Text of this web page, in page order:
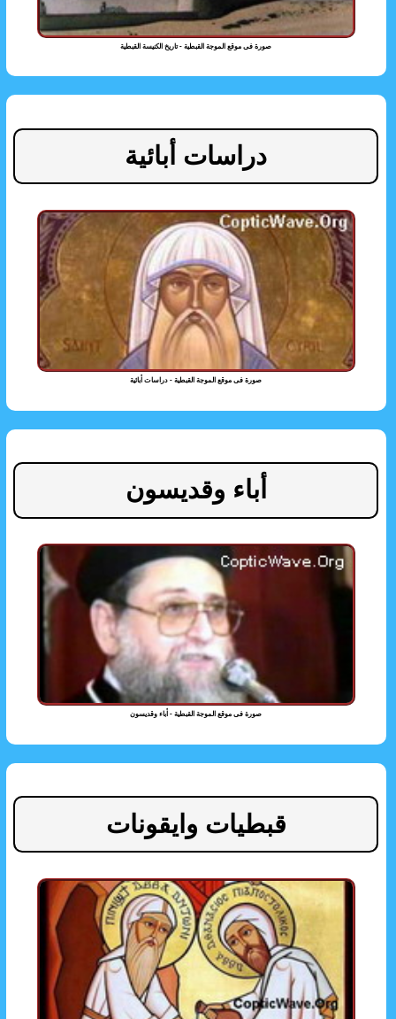
صورة فى موقع الموجة القبطية - تاريخ الكنيسة القبطية
دراسات أبائية
صورة فى موقع الموجة القبطية - دراسات أبائية
أباء وقديسون
صورة فى موقع الموجة القبطية - أباء وقديسون
قبطيات وايقونات